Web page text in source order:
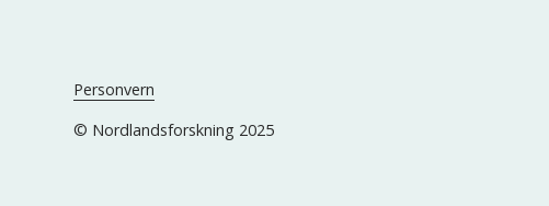
Personvern
© Nordlandsforskning 2025